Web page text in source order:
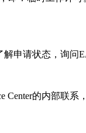
申请状态，询问
Center的内部联系